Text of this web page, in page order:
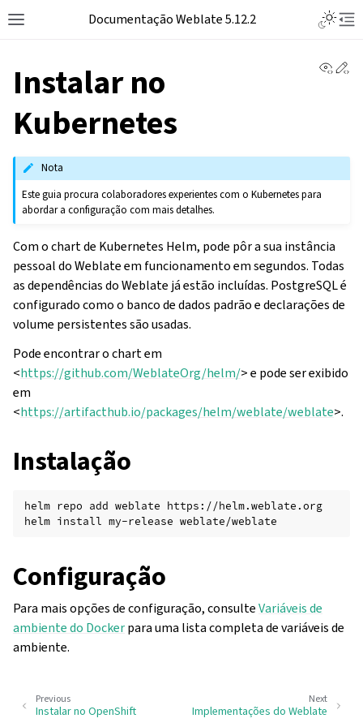
Toggle site navigation sidebar
Documentação Weblate 5.12.2
Instalar no
Kubernetes
Nota
Este guia procura colaboradores experientes com o Kubernetes para
abordar a configuração com mais detalhes.
Com o chart de Kubernetes Helm, pode pôr a sua instância
pessoal do Weblate em funcionamento em segundos. Todas
as dependências do Weblate já estão incluídas. PostgreSQL é
configurado como o banco de dados padrão e declarações de
volume persistentes são usadas.
Pode encontrar o chart em
<https://github.com/WeblateOrg/helm/> e pode ser exibido
em
<https://artifacthub.io/packages/helm/weblate/weblate>.
Instalação
helm repo add weblate https://helm.weblate.org
helm install my-release
Configuração
Para mais opções de configuração, consulteVariáveis de
ambiente do Dockerpara uma lista completa de variáveis de
ambiente.
Next
Implementações do Weblate
Previous
Instalar no OpenShift